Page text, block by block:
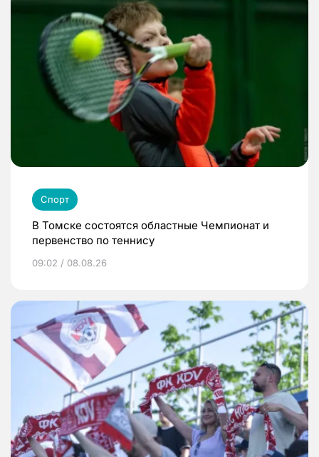
Спорт
В Томске состоятся областные Чемпионат и
первенство по теннису
09:02 / 08.08.26